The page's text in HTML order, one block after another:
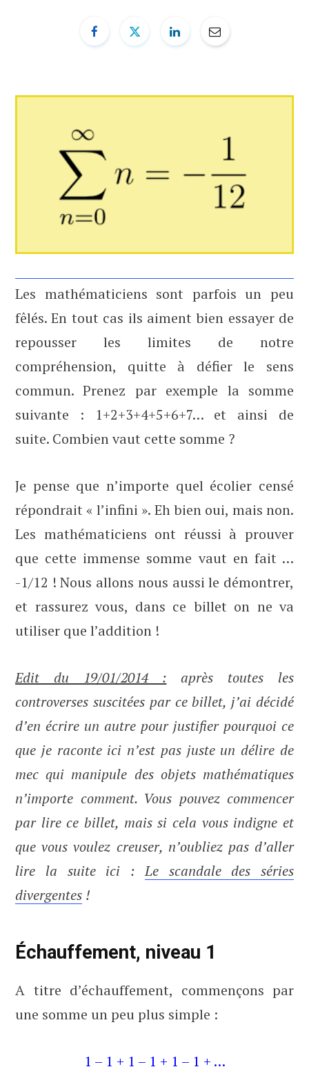
Les mathématiciens sont parfois un peu
fêlés. En tout cas ils aiment bien essayer de
repousser les limites de notre
compréhension, quitte à défier le sens
commun. Prenez par exemple la somme
suivante : 1+2+3+4+5+6+7… et ainsi de
suite. Combien vaut cette somme ?
Je pense que n’importe quel écolier censé
répondrait « l’infini ». Eh bien oui, mais non.
Les mathématiciens ont réussi à prouver
que cette immense somme vaut en fait …
-1/12 ! Nous allons nous aussi le démontrer,
et rassurez vous, dans ce billet on ne va
utiliser que l’addition !
Edit du 19/01/2014 : après toutes les
controverses suscitées par ce billet, j’ai décidé
d’en écrire un autre pour justifier pourquoi ce
que je raconte ici n’est pas juste un délire de
mec qui manipule des objets mathématiques
n’importe comment. Vous pouvez commencer
par lire ce billet, mais si cela vous indigne et
que vous voulez creuser, n’oubliez pas d’aller
lire la suite ici :Le scandale des séries
divergentes !
Échauffement, niveau 1
A titre d’échauffement, commençons par
une somme un peu plus simple :
1 – 1 + 1 – 1 + 1 – 1 + …